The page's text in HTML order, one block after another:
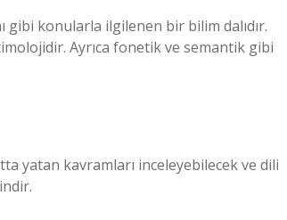
gibi konularla ilgilenen bir bilim dalıdır.
Ayrıca fonetik ve semantik gibi
yatan kavramları inceleyebilecek ve dili